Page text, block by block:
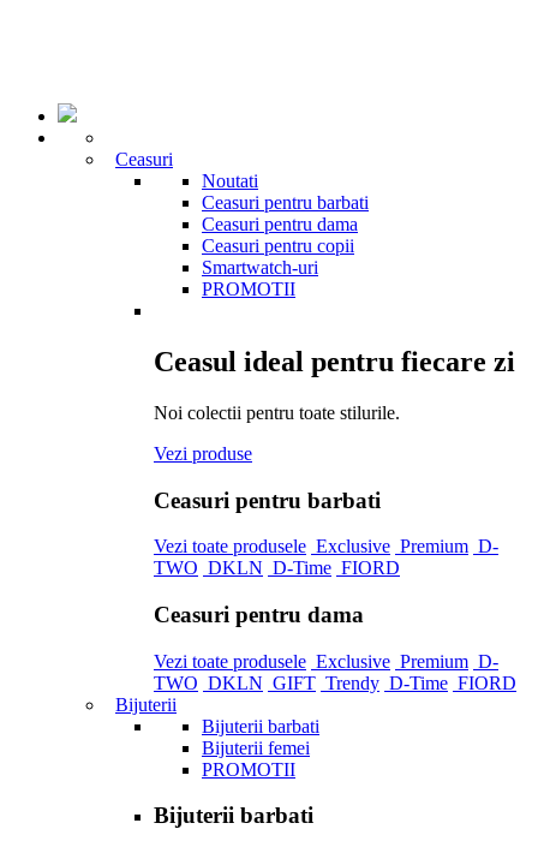
Ceasuri
Noutati
Ceasuri pentru barbati
Ceasuri pentru dama
Ceasuri pentru copii
Smartwatch-uri
PROMOTII
Ceasul ideal pentru fiecare zi
Noi colectii pentru toate stilurile.
Vezi produse
Ceasuri pentru barbati
Vezi toate produsele Exclusive Premium D-
TWO DKLN D-Time FIORD
Ceasuri pentru dama
Vezi toate produsele Exclusive Premium D-
TWO DKLN GIFT Trendy D-Time FIORD
Bijuterii
Bijuterii barbati
Bijuterii femei
PROMOTII
Bijuterii barbati